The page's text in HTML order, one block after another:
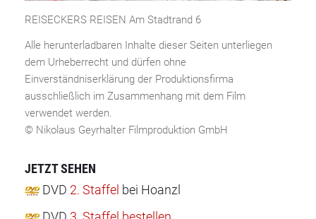
REISECKERS REISEN Am Stadtrand 6
Alle herunterladbaren Inhalte dieser Seiten unterliegen
dem Urheberrecht und dürfen ohne
Einverständniserklärung der Produktionsfirma
ausschließlich im Zusammenhang mit dem Film
verwendet werden.
© Nikolaus Geyrhalter Filmproduktion GmbH
JETZT SEHEN
DVD 2. Staffel bei Hoanzl